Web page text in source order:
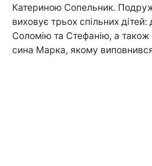
Катериною Сопельник.
виховує трьох спільних дітей:
Соломію та Стефанію, а
сина Марка, якому